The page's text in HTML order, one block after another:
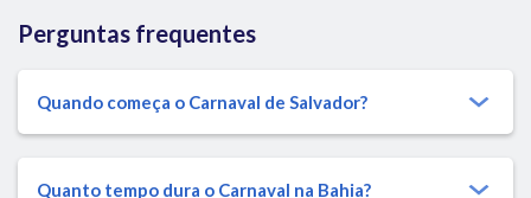
Perguntas frequentes
Quando começa o Carnaval de Salvador?
Quanto tempo dura o Carnaval na Bahia?